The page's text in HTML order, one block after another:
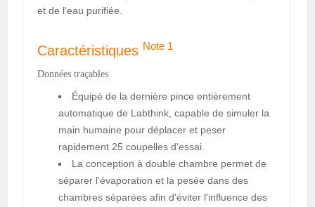
et de l'eau purifiée.
Caractéristiques Note 1
Données traçables
Équipé de la dernière pince entièrement
automatique de Labthink, capable de simuler la
main humaine pour déplacer et peser
rapidement 25 coupelles d'essai.
La conception à double chambre permet de
séparer l'évaporation et la pesée dans des
chambres séparées afin d'éviter l'influence des